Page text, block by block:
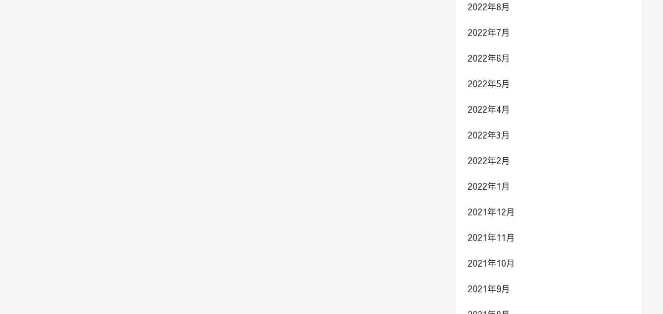
2022年8月
2022年7月
2022年6月
2022年5月
2022年4月
2022年3月
2022年2月
2022年1月
2021年12月
2021年11月
2021年10月
2021年9月